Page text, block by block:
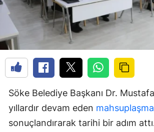
Söke Belediye Başkanı Dr.
yıllardır devam eden mahsuplaşma
sonuçlandırarak tarihi bir adım